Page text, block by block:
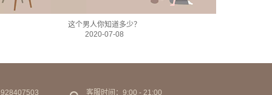
这个男人你知道多少？
2020-07-08
客服时间：9:00 - 21:00